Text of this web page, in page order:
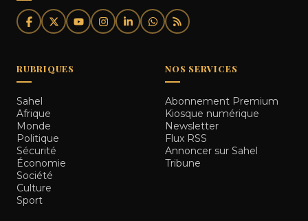
RUBRIQUES
Sahel
Afrique
Monde
Politique
Sécurité
Économie
Société
Culture
Sport
NOS SERVICES
Abonnement Premium
Kiosque numérique
Newsletter
Flux RSS
Annoncer sur Sahel
Tribune